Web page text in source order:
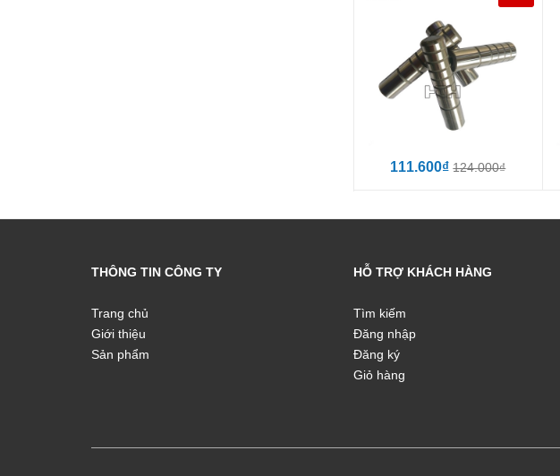
111.600₫124.000₫
THÔNG TIN CÔNG TY
Trang chủ
Giới thiệu
Sản phẩm
HỖ TRỢ KHÁCH HÀNG
Tìm kiếm
Đăng nhập
Đăng ký
Giỏ hàng